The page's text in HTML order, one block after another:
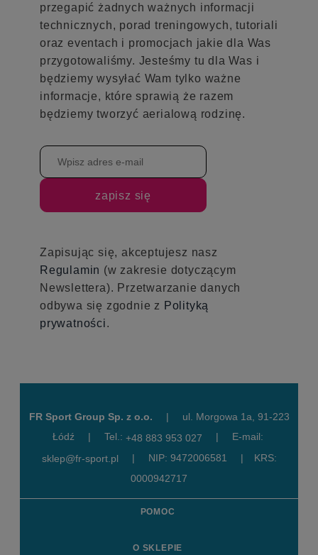
przegapić żadnych ważnych informacji
technicznych, porad treningowych, tutoriali
oraz eventach i promocjach jakie dla Was
przygotowaliśmy. Jesteśmy tu dla Was i
będziemy wysyłać Wam tylko ważne
informacje, które sprawią że razem
będziemy tworzyć aerialową rodzinę.
zapisz się
Zapisując się, akceptujesz nasz
Regulamin (w zakresie dotyczącym
Newslettera). Przetwarzanie danych
odbywa się zgodnie z Polityką
prywatności.
FR Sport Group Sp. z o.o. |
ul. Morgowa 1a, 91-223
Łódź
| Tel.: +48 883 953 027 |
E-mail:
sklep@fr-sport.pl
| NIP: 9472006581 |
KRS:
0000942717
POMOC
O SKLEPIE